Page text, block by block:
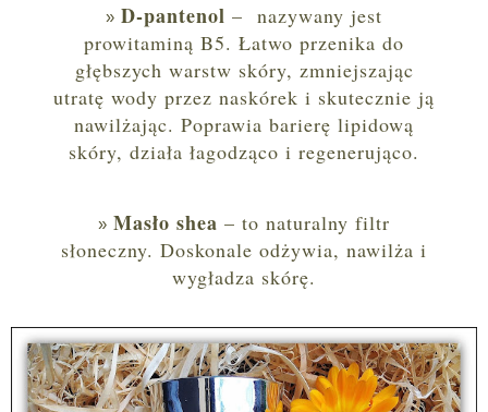
D-pantenol – nazywany jest
prowitaminą B5. Łatwo przenika do
głębszych warstw skóry, zmniejszając
utratę wody przez naskórek i skutecznie ją
nawilżając. Poprawia barierę lipidową
skóry, działa łagodząco i regenerująco.
Masło shea – to naturalny filtr
słoneczny. Doskonale odżywia, nawilża i
wygładza skórę.